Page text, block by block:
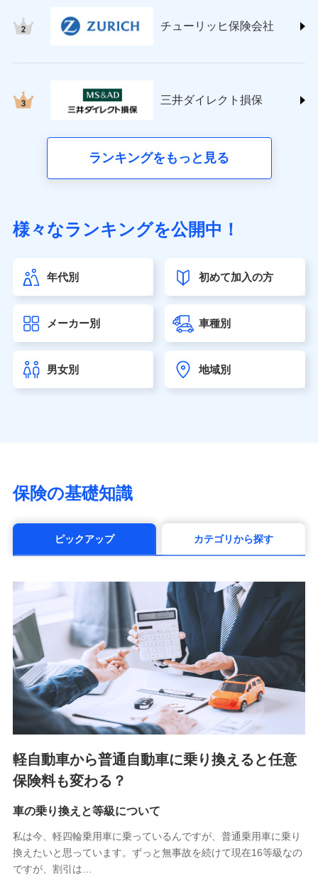
(https://www.nisshinfire.co.jp/)
(https://www.petfamilyins.co.jp/)
ins.com/)
三井ダイレクト損害保険株式会社
（https://www.sonylife.co.jp）
第一ネオ生命保険株式会社（https://neofirst.co.jp/）
大樹生命保険株式会社（https://www.taiju-life.co.jp）
seimei.co.jp）
チューリッヒ生命保険株式会社
東京海上日動あんしん生命保険株式会社
（https://www.tmn-anshin.co.jp/）
マニュライフ生命保険株式会社
（https://www.manulife.co.jp/）
（https://www.msa-life.co.jp/）
メットライフ生命株式会社(https://www.metlife.co.jp/)
■少額短期保険
株式会社アシロ少額短期保険 (https://kailash.co.jp/)
SBIいきいき少額短期保険会社 (https://www.i-
sedai.com/)
SBIペット少額短期保険株式会社 (https://www.sbipet-
ssi.co.jp/)
SBIリスタ少額短期保険会社
(https://www.jishin.co.jp/)
スマートプラス少額短期保険株式会社
チューリッヒ少額短期保険株式会社
(https://www.zurichssi.co.jp/)
(https://www.tokiomarine-x.co.jp/)
(https://pshoken.co.jp/)
リトルファミリー少額短期保険株式会社
(https://www.littlefamily-ssi.com/)
チューリッヒ保険会社
三井ダイレクト損保
ランキングをもっと見る
様々なランキングを公開中！
年代別 初めて加入の方
メーカー別 車種別
男女別 地域別
保険の基礎知識
ピックアップ カテゴリから探す
軽自動車から普通自動車に乗り換えると任意
保険料も変わる？
車の乗り換えと等級について
私は今、軽四輪乗用車に乗っているんですが、普通乗用車に乗り
換えたいと思っています。ずっと無事故を続けて現在16等級なの
ですが、割引は…